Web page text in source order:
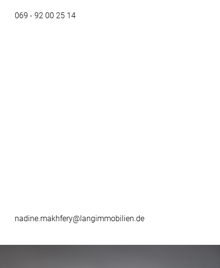
069 - 92 00 25 14
nadine.makhfery@langimmobilien.de